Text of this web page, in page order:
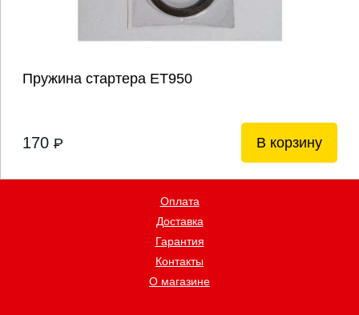
Пружина стартера ЕТ950
170 P В корзину
Оплата
Доставка
Гарантия
Контакты
О магазине